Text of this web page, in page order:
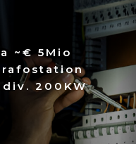
~€ 5Mio
div. 200KW